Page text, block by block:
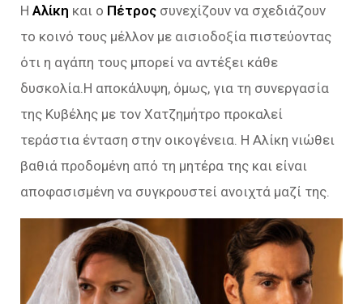
Η Αλίκη και ο Πέτρος συνεχίζουν να σχεδιάζουν
το κοινό τους μέλλον με αισιοδοξία πιστεύοντας
ότι η αγάπη τους μπορεί να αντέξει κάθε
δυσκολία.Η αποκάλυψη, όμως, για τη συνεργασία
της Κυβέλης με τον Χατζημήτρο προκαλεί
τεράστια ένταση στην οικογένεια. Η Αλίκη νιώθει
βαθιά προδομένη από τη μητέρα της και είναι
αποφασισμένη να συγκρουστεί ανοιχτά μαζί της.